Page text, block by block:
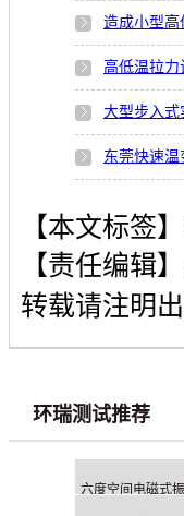
造成小型高
高低温拉力
大型步入式
东莞快速
【本文标签】
【责任编辑】
转载请注明
环瑞测试推荐
六度空间电磁式